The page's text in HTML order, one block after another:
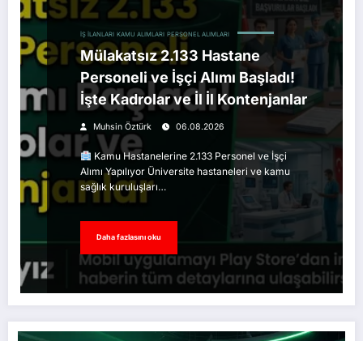
İŞ İLANLARI KAMU ALIMLARI PERSONEL ALIMLARI
Mülakatsız 2.133 Hastane
Personeli ve İşçi Alımı Başladı!
İşte Kadrolar ve İl İl Kontenjanlar
Muhsin Öztürk 06.08.2026
Kamu Hastanelerine 2.133 Personel ve İşçi
Alımı Yapılıyor Üniversite hastaneleri ve kamu
sağlık kuruluşları…
Daha fazlasını oku